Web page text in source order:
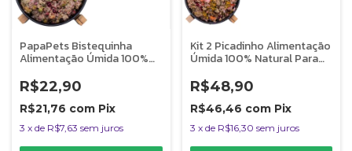
PapaPets Bistequinha
Alimentação Úmida 100%
R$22,90
R$21,76 com Pix
3 x de R$7,63 sem juros
Kit 2 Picadinho Alimentação
Úmida 100% Natural Para
R$48,90
R$46,46 com Pix
3 x de R$16,30 sem juros